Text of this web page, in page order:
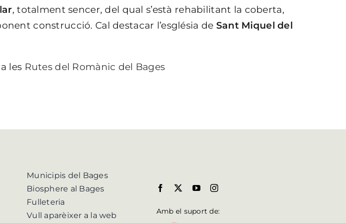
, totalment sencer, del qual s’està rehabilitant la coberta,
construcció. Cal destacar l’església de Sant Miquel del
les Rutes del Romànic del Bages
Municipis del Bages
Biosphere al Bages
Fulleteria
Vull aparèixer a la web
Amb el suport de: